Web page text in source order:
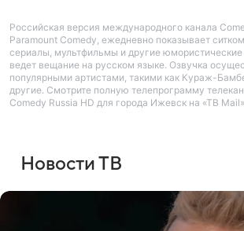
Российская версия международного канала
Paramount Comedy, ежедневно показывает
сериалы, мультфильмы и другие
ведет вещание на русском языке. Озвучка
популярными артистами, такими как Кураж-
другие. Смотрите полную телепрограмму
Comedy Russia HD для города Ижевск на «ТВ
Новости ТВ